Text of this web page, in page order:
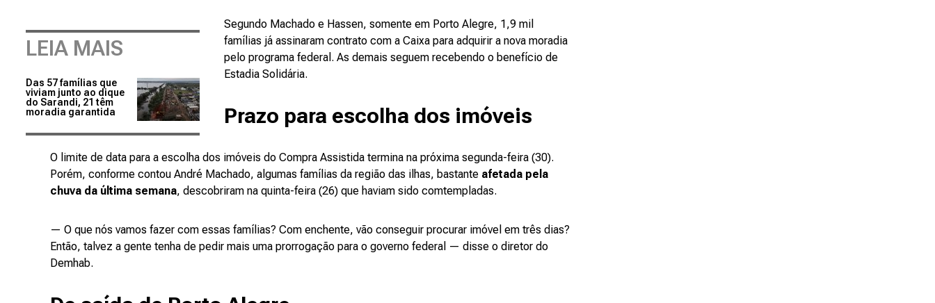
LEIA MAIS
Das 57 famílias que
viviam junto ao dique
do Sarandi, 21 têm
moradia garantida
Segundo Machado e Hassen, somente em Porto Alegre, 1,9 mil
famílias já assinaram contrato com a Caixa para adquirir a nova moradia
pelo programa federal. As demais seguem recebendo o benefício de
Estadia Solidária.
Prazo para escolha dos imóveis
O limite de data para a escolha dos imóveis do Compra Assistida termina na próxima segunda-feira (30).
Porém, conforme contou André Machado, algumas famílias da região das ilhas, bastante afetada pela
chuva da última semana, descobriram na quinta-feira (26) que haviam sido comtempladas.
— O que nós vamos fazer com essas famílias? Com enchente, vão conseguir procurar imóvel em três dias?
Então, talvez a gente tenha de pedir mais uma prorrogação para o governo federal — disse o diretor do
Demhab.